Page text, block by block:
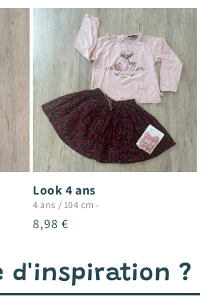
Look 4 ans
4 ans / 104 cm -
Prix
8,98 €
d'inspiration ?